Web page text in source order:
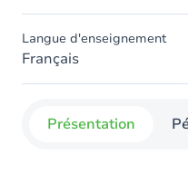
Langue d'enseignement
Français
Présentation